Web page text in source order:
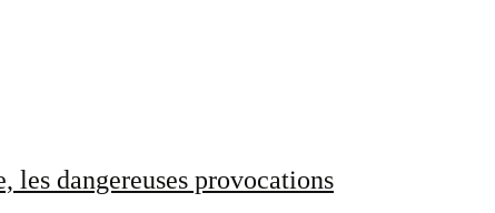
les dangereuses provocations